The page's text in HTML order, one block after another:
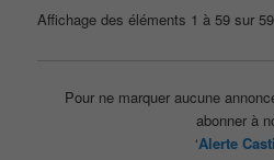
Affichage des éléments 1 à 59 sur
Pour ne marquer aucune
abonner à
‘Alerte